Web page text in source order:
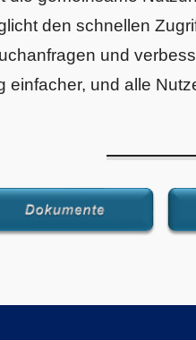
den schnellen
und
einfacher, und alle